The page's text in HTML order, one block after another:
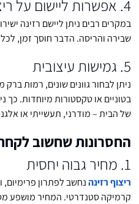
4. אפשרות ליישום על ריצוף קיים
במקרים רבים ניתן ליישם רזינה
שבירה והריסה. הדבר חוסך זמן,
5. גמישות עיצובית
ניתן לבחור גוונים שונים, רמות
בטוניים או טקסטורות מיוחדות. כך
של הבית – מודרני, תעשייתי או
החסרונות שחשוב
1. מחיר גבוה יחסית
ריצוף רזינהנחשב לפתרון פרימיום,
קרמיקה סטנדרטי. המחיר מושפע